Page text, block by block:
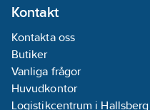
Kontakt
Kontakta oss
Butiker
Vanliga frågor
Huvudkontor
Logistikcentrum i